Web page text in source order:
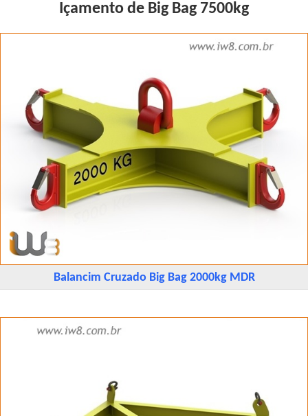
Içamento de Big Bag 7500kg
Balancim Cruzado Big Bag 2000kg MDR